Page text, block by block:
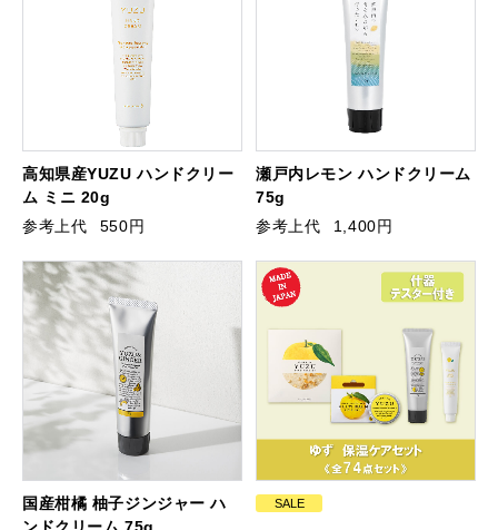
高知県産YUZU ハンドクリー
ム ミニ 20g
参考上代
550円
瀬戸内レモン ハンドクリーム
75g
参考上代
1,400円
国産柑橘 柚子ジンジャー ハ
SALE